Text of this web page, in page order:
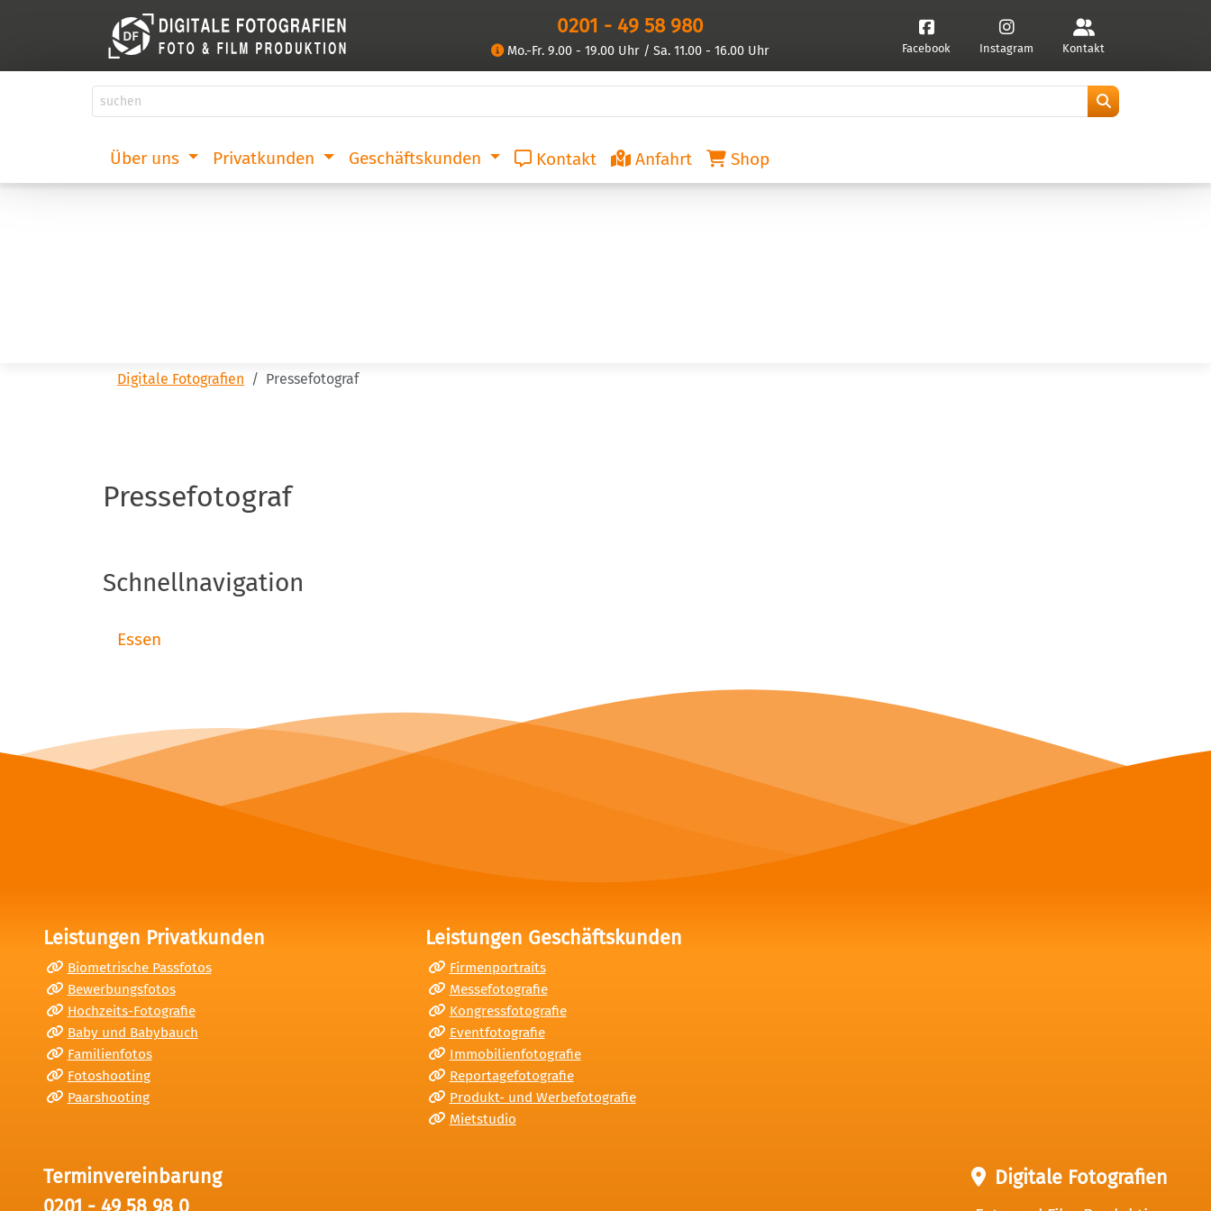
0201 - 49 58 980
Mo.-Fr. 9.00 - 19.00 Uhr / Sa. 11.00 - 16.00 Uhr Facebook Instagram Kontakt
Über uns Privatkunden Geschäftskunden Kontakt Anfahrt Shop
Digitale Fotografien Pressefotograf
Pressefotograf
Schnellnavigation
Essen
Leistungen Privatkunden
Biometrische Passfotos
Bewerbungsfotos
Hochzeits-Fotografie
Baby und Babybauch
Familienfotos
Fotoshooting
Paarshooting
Leistungen Geschäftskunden
Firmenportraits
Messefotografie
Kongressfotografie
Eventfotografie
Immobilienfotografie
Reportagefotografie
Produkt- und Werbefotografie
Mietstudio
Terminvereinbarung
0201 - 49 58 98 0
Digitale Fotografien